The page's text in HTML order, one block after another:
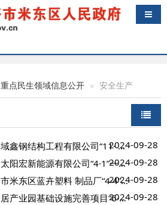
导航
重点民生领域信息公开 安全生产
2024-09-28
米东盛达东路新疆潮峰域鑫钢结构工程有限公司“11· 15”一般物体打击 事故防范和...
2024-09-28
米东盛达东路乌鲁木齐太阳宏新能源有限公司“4·1”一般车辆伤害事故防范和整改措...
2024-09-28
米东盛达东路乌鲁木齐市米东区蓝卉塑料 制品厂“4·4”物体打击事故调查报告
2024-09-28
米东柏杨河智具小镇家居产业园基础设施完善项目“6·14”一般中毒事故防范和整改...